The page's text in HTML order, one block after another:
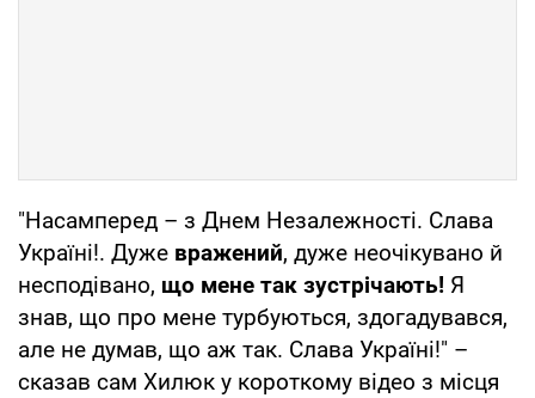
"Насамперед – з Днем Незалежності. Слава
Україні!. Дуже вражений, дуже неочікувано й
несподівано, що мене так зустрічають! Я
знав, що про мене турбуються, здогадувався,
але не думав, що аж так. Слава Україні!" –
сказав сам Хилюк у короткому відео з місця